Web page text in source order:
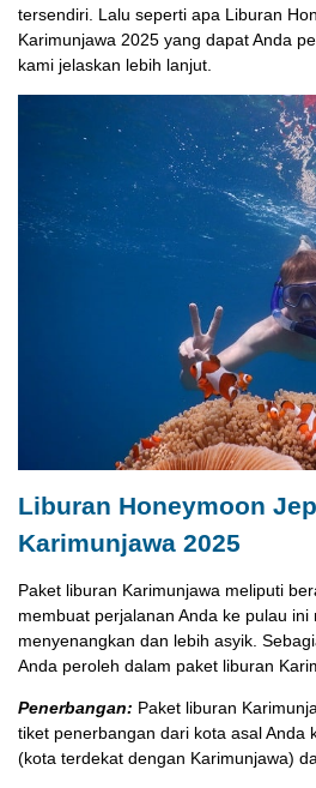
tersendiri. Lalu seperti apa Liburan
Karimunjawa 2025 yang dapat Anda
kami jelaskan lebih lanjut.
Liburan Honeymoon
Karimunjawa 2025
Paket liburan Karimunjawa meliputi
membuat perjalanan Anda ke pulau ini
menyenangkan dan lebih asyik.
Anda peroleh dalam paket liburan
Penerbangan: Paket liburan
tiket penerbangan dari kota asal Anda
(kota terdekat dengan Karimunjawa)